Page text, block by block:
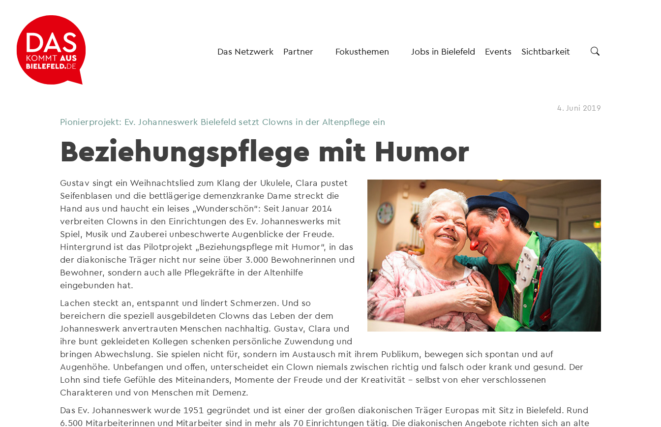
Das Netzwerk Partner Fokusthemen Jobs in Bielefeld Events Sichtbarkeit
4. Juni 2019
Pionierprojekt: Ev. Johanneswerk Bielefeld setzt Clowns in der Altenpflege ein
Beziehungspflege mit Humor
Gustav singt ein Weihnachtslied zum Klang der Ukulele, Clara pustet
Seifenblasen und die bettlägerige demenzkranke Dame streckt die
Hand aus und haucht ein leises „Wunderschön“: Seit Januar 2014
verbreiten Clowns in den Einrichtungen des Ev. Johanneswerks mit
Spiel, Musik und Zauberei unbeschwerte Augenblicke der Freude.
Hintergrund ist das Pilotprojekt „Beziehungspflege mit Humor“, in das
der diakonische Träger nicht nur seine über 3.000 Bewohnerinnen und
Bewohner, sondern auch alle Pflegekräfte in der Altenhilfe
eingebunden hat.
Lachen steckt an, entspannt und lindert Schmerzen. Und so
bereichern die speziell ausgebildeten Clowns das Leben der dem
Johanneswerk anvertrauten Menschen nachhaltig. Gustav, Clara und
ihre bunt gekleideten Kollegen schenken persönliche Zuwendung und
bringen Abwechslung. Sie spielen nicht für, sondern im Austausch mit ihrem Publikum, bewegen sich spontan und auf
Augenhöhe. Unbefangen und offen, unterscheidet ein Clown niemals zwischen richtig und falsch oder krank und gesund. Der
Lohn sind tiefe Gefühle des Miteinanders, Momente der Freude und der Kreativität – selbst von eher verschlossenen
Charakteren und von Menschen mit Demenz.
Das Ev. Johanneswerk wurde 1951 gegründet und ist einer der großen diakonischen Träger Europas mit Sitz in Bielefeld. Rund
6.500 Mitarbeiterinnen und Mitarbeiter sind in mehr als 70 Einrichtungen tätig. Die diakonischen Angebote richten sich an alte